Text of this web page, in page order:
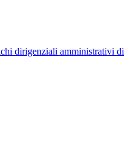
dirigenziali amministrativi di